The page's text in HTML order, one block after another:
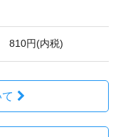
810円(内税)